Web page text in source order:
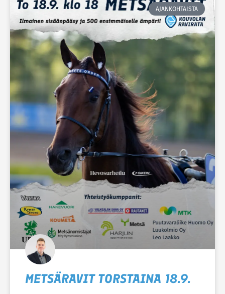
AJANKOHTAISTA
METSÄRAVIT TORSTAINA 18.9.